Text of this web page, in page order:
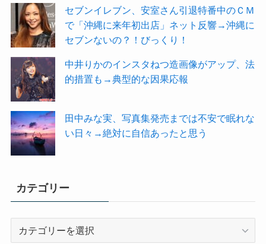
セブンイレブン、安室さん引退特番中のＣＭ
で「沖縄に来年初出店」ネット反響→沖縄に
セブンないの？！びっくり！
中井りかのインスタねつ造画像がアップ、法
的措置も→典型的な因果応報
田中みな実、写真集発売までは不安で眠れな
い日々→絶対に自信あったと思う
カテゴリー